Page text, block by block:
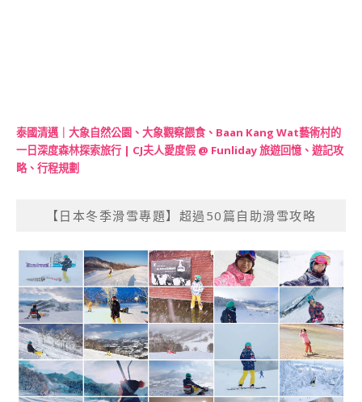
泰國清邁｜大象自然公園、大象觀察餵食、Baan Kang Wat藝術村的
一日深度森林探索旅行 | CJ夫人愛度假 @ Funliday 旅遊回憶、遊記攻
略、行程規劃
【日本冬季滑雪專題】超過50篇自助滑雪攻略